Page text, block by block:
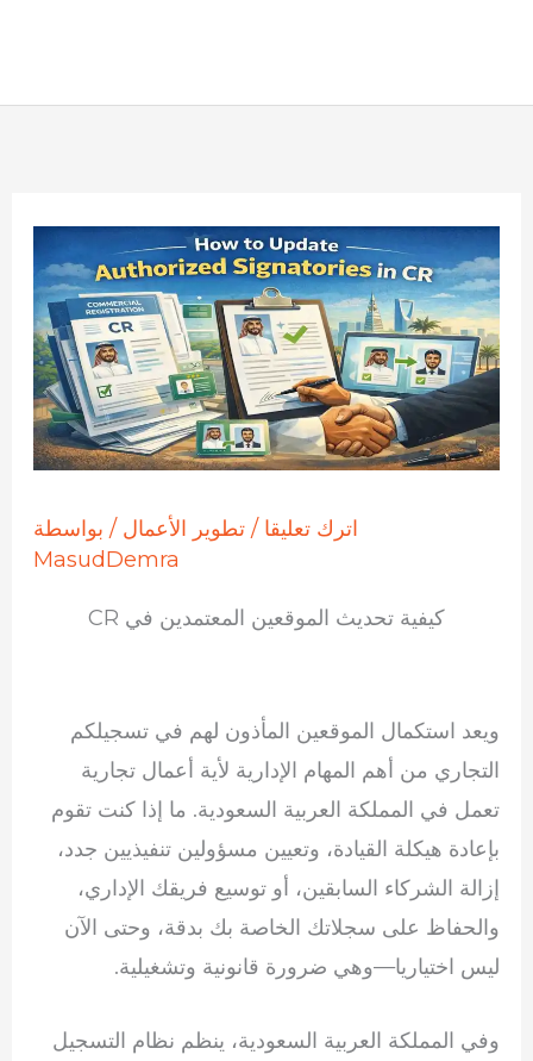
اترك تعليقا / تطوير الأعمال / بواسطة
MasudDemra
كيفية تحديث الموقعين المعتمدين في CR
ويعد استكمال الموقعين المأذون لهم في تسجيلكم
التجاري من أهم المهام الإدارية لأية أعمال تجارية
تعمل في المملكة العربية السعودية. ما إذا كنت تقوم
بإعادة هيكلة القيادة، وتعيين مسؤولين تنفيذيين جدد،
إزالة الشركاء السابقين، أو توسيع فريقك الإداري،
والحفاظ على سجلاتك الخاصة بك بدقة، وحتى الآن
ليس اختياريا—وهي ضرورة قانونية وتشغيلية.
وفي المملكة العربية السعودية، ينظم نظام التسجيل